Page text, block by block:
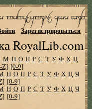
RoyalLib.com
Зарегистрироваться
М Н О П Р С Т У Ф Х Ц
Z] [0-9]
Н О П Р С Т У Ф Х Ц Ч
[0-9]
Н О П Р С Т У Ф Х Ц Ч
[0-9]